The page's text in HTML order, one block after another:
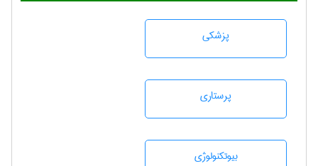
پزشكی
پرستاری
بيوتكنولوژی